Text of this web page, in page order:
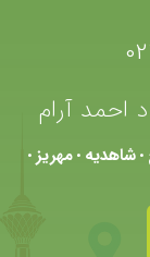
احمد آرام
•شاهدیه •مهریز •